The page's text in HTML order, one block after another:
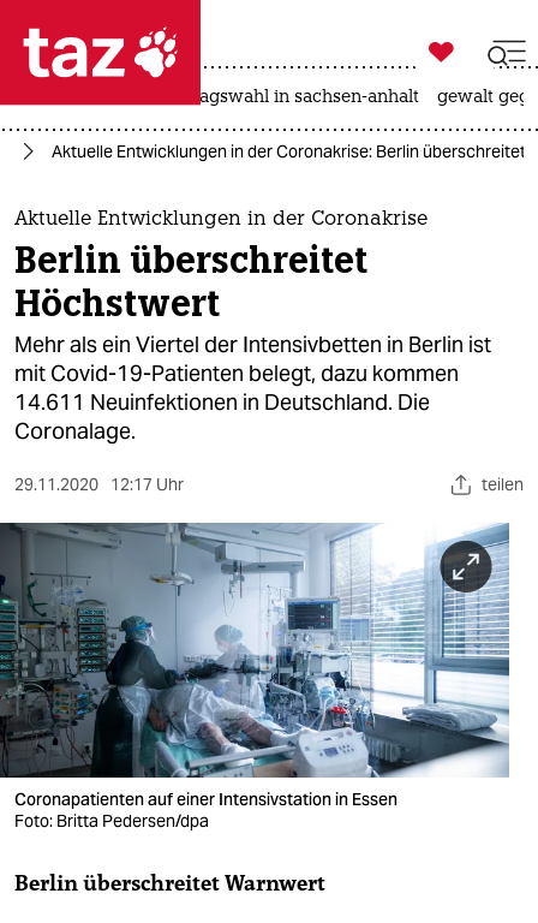
 taz zahl ich
taz zahl ich
themen
politik
öko
gesellschaft
kultur
sport
berlin
nord
wahrheit
verlag
verlag
veranstaltungen
fragen & hilfe

taz zahl ich
landtagswahl in sachsen-anhalt gewalt
Aktuelle Entwicklungen in der Coronakrise: Berlin überschreitet
Aktuelle Entwicklungen in der Coronakrise
Berlin überschreitet
Höchstwert
Mehr als ein Viertel der Intensivbetten in Berlin ist
mit Covid-19-Patienten belegt, dazu kommen
14.611 Neuinfektionen in Deutschland. Die
Coronalage.
29.11.2020 12:17 Uhr teilen
Coronapatienten auf einer Intensivstation in Essen
Foto: Britta Pedersen/dpa
Berlin überschreitet Warnwert